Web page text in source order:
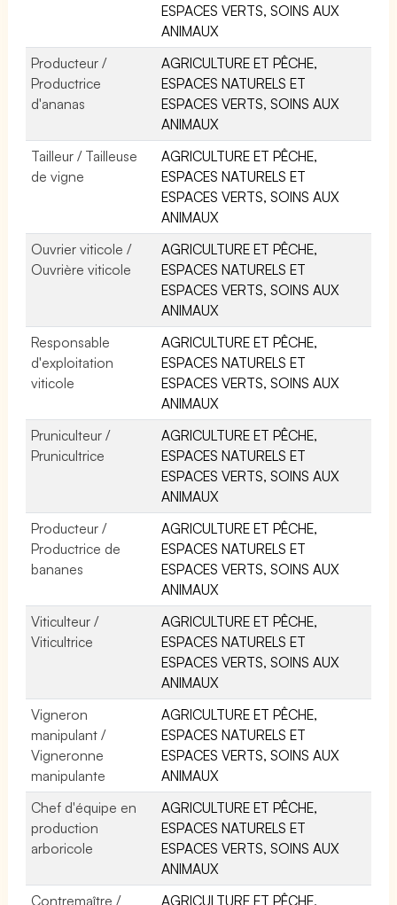
ESPACES VERTS, SOINS AUX
ANIMAUX
Producteur /
Productrice
d'ananas
AGRICULTURE ET PÊCHE,
ESPACES NATURELS ET
ESPACES VERTS, SOINS AUX
ANIMAUX
Tailleur / Tailleuse
de vigne
AGRICULTURE ET PÊCHE,
ESPACES NATURELS ET
ESPACES VERTS, SOINS AUX
ANIMAUX
Ouvrier viticole /
Ouvrière viticole
AGRICULTURE ET PÊCHE,
ESPACES NATURELS ET
ESPACES VERTS, SOINS AUX
ANIMAUX
Responsable
d'exploitation
viticole
AGRICULTURE ET PÊCHE,
ESPACES NATURELS ET
ESPACES VERTS, SOINS AUX
ANIMAUX
Pruniculteur /
Prunicultrice
AGRICULTURE ET PÊCHE,
ESPACES NATURELS ET
ESPACES VERTS, SOINS AUX
ANIMAUX
Producteur /
Productrice de
bananes
AGRICULTURE ET PÊCHE,
ESPACES NATURELS ET
ESPACES VERTS, SOINS AUX
ANIMAUX
Viticulteur /
Viticultrice
AGRICULTURE ET PÊCHE,
ESPACES NATURELS ET
ESPACES VERTS, SOINS AUX
ANIMAUX
Vigneron
manipulant /
Vigneronne
manipulante
AGRICULTURE ET PÊCHE,
ESPACES NATURELS ET
ESPACES VERTS, SOINS AUX
ANIMAUX
Chef d'équipe en
production
arboricole
AGRICULTURE ET PÊCHE,
ESPACES NATURELS ET
ESPACES VERTS, SOINS AUX
ANIMAUX
Contremaître /
AGRICULTURE ET PÊCHE,